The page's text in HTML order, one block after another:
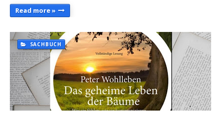
Read more »
SACHBUCH